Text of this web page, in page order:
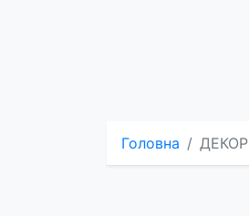
Головна ДЕКОР